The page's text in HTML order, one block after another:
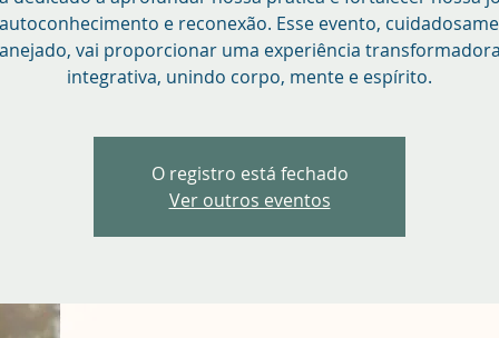
e reconexão. Esse evento,
vai proporcionar uma experiência
integrativa, unindo corpo, mente e espírito.
O registro está fechado
Ver outros eventos